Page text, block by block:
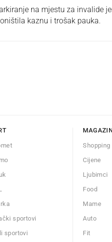
na mjestu za invalide
kaznu i trošak pauka.
sportovi
sportovi
Shopping
Cijene
Ljubimci
Food
Mame
Auto
Fit